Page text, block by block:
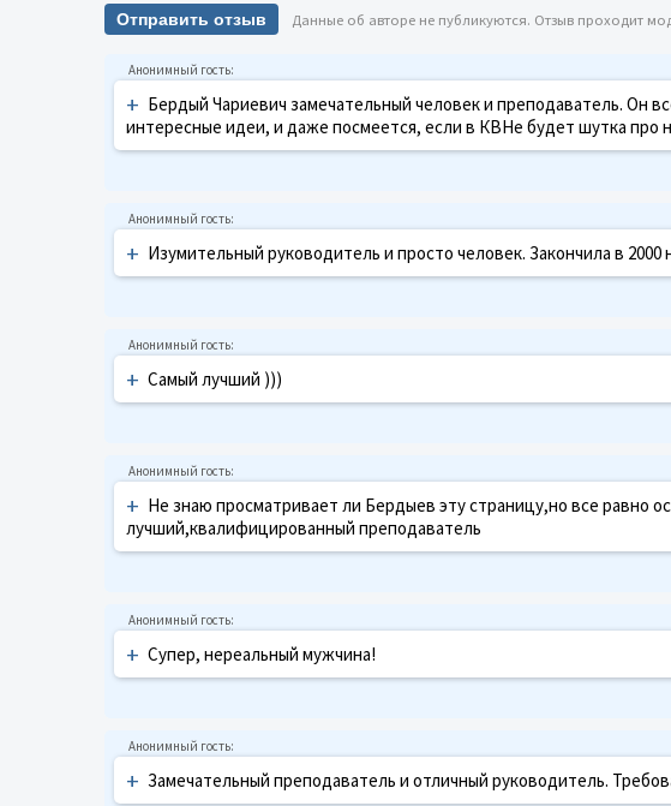
Отправить отзыв Данные об авторе не публикуются. Отзыв проходит
+ Бердый Чариевич замечательный человек и преподаватель. Он
интересные идеи, и даже посмеется, если в КВНе будет шутка про
+ Изумительный руководитель и просто человек. Закончила в
+ Самый лучший )))
+ Не знаю просматривает ли Бердыев эту страницу,но все равно
лучший,квалифицированный преподаватель
+ Супер, нереальный мужчина!
+ Замечательный преподаватель и отличный руководитель.